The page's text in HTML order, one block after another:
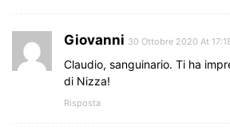
Giovanni 30 Ottobre 2020 At
Claudio, sanguinario. Ti ha
di Nizza!
Risposta